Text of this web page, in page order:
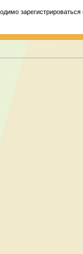
зарегистрироваться